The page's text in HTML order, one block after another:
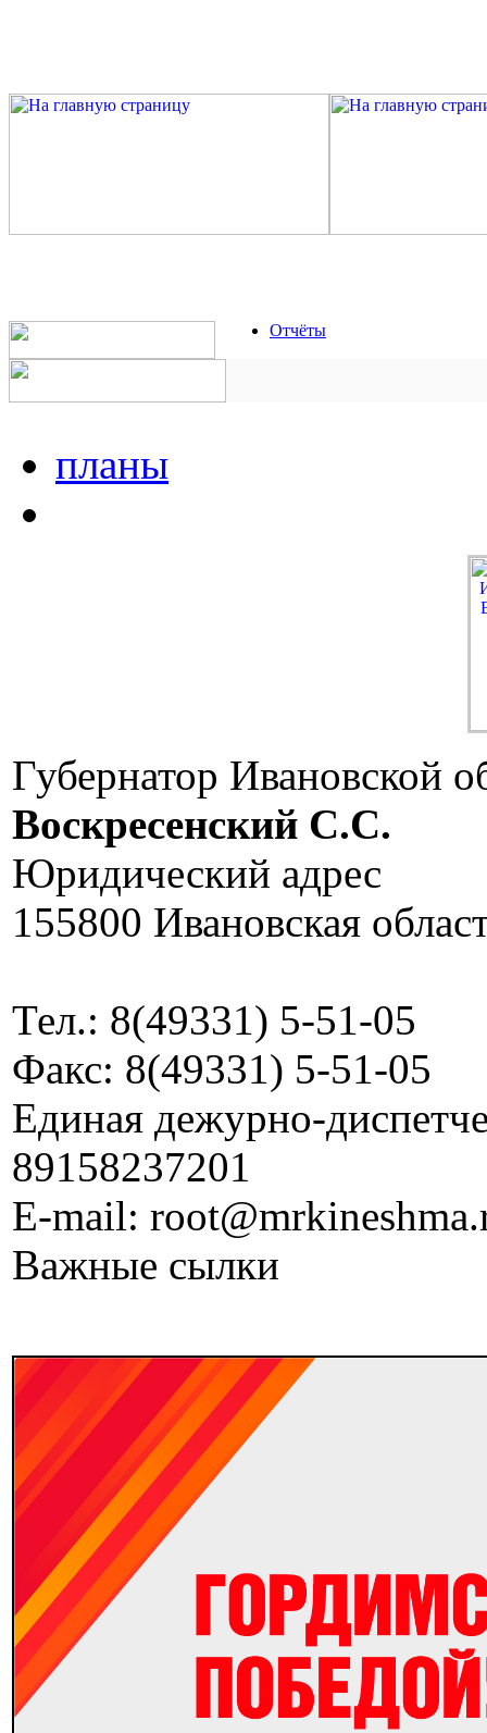
Отчёты
планы
Губернатор Ивановской
Воскресенский C.C.
Юридический адрес
155800 Ивановская
Тел.: 8(49331) 5-51-05
Факс: 8(49331) 5-51-05
Единая дежурно-
89158237201
E-mail:
Важные сылки